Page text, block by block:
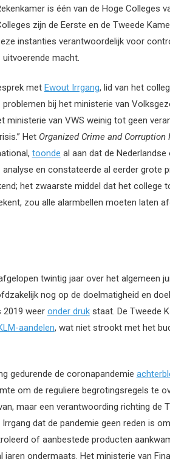
is één van de Hoge Colleges
zijn de Eerste en de Tweede
instanties verantwoordelijk voor
macht.
met Ewout Irrgang, lid van het
bij het ministerie van
ministerie van VWS weinig tot geen
Het Organized Crime and Corruption
toonde al aan dat de Nederlandse
en constateerde al eerder grote
het zwaarste middel dat het college
zou alle alarmbellen moeten laten
twintig jaar over het algemeen
nog op de doelmatigheid en
2019 weer onder drukstaat. De Tweede
aandelen, wat niet strookt met het
gedurende de coronapandemie
om de reguliere begrotingsregels te
maar een verantwoording richting de
dat de pandemie geen reden is
of aanbestede producten
ondermaats. Het ministerie van